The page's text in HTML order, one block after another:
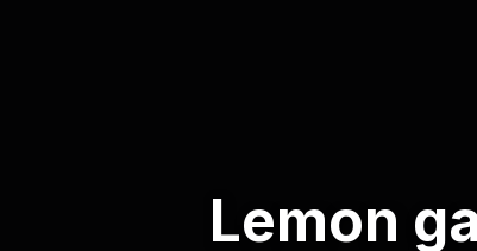
Lemon